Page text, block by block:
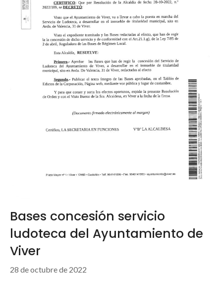
Bases concesión servicio
ludoteca del Ayuntamiento de
Viver
28 de octubre de 2022